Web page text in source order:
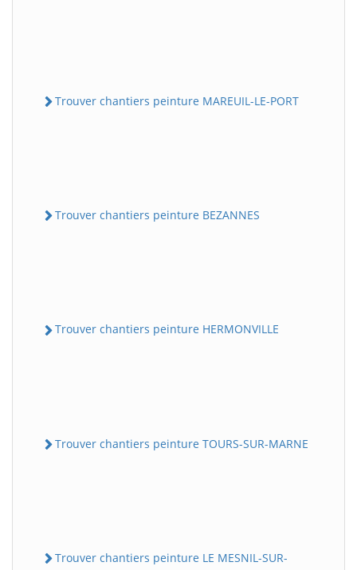
Trouver chantiers peinture MAREUIL-LE-PORT
Trouver chantiers peinture BEZANNES
Trouver chantiers peinture HERMONVILLE
Trouver chantiers peinture TOURS-SUR-MARNE
Trouver chantiers peinture LE MESNIL-SUR-